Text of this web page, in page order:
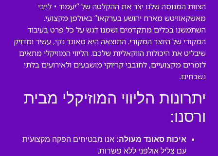
הצוות המנוסה שלנו יצר את ההקלטה של “יעמוד • לייבי
מאשקאוויטש מארח יהושע בערקאו” באולפן מקצועי.
השתמשנו בכלים מתקדמים ושמנו דגש על כל פרט בעיבוד
המקורי של היוצר המקורי. התוצאה היא סאונד נקי, עשיר ומדויק
שיבליט את היכולות הווקאליות שלכם. הליווי המוזיקלי מתאים
לזמרים מקצועיים, לחובבי קריוקי מושבעים ולאירועים בלתי
נשכחים.
יתרונות הליווי המוזיקלי מבית
ורסנו:
איכות סאונד מעולה: אנו מבטיחים הפקה מקצועית
עם צליל אולפני ללא פשרות.